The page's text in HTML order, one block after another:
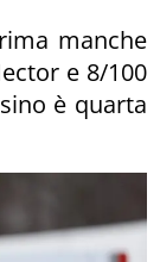
manche
e 8/100
è quarta